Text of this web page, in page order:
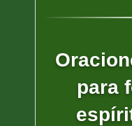
para